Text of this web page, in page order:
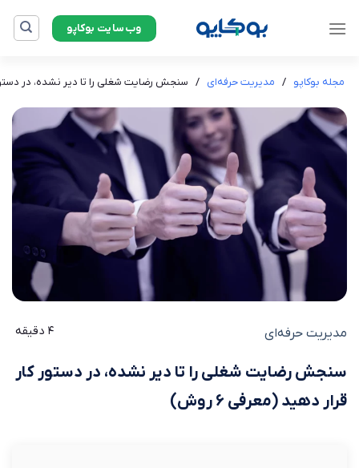
وب‌سایت بوکاپو
مجله بوکاپو / مدیریت حرفه‌ای / سنجش رضایت شغلی را تا دیر نشده، در دستور
مدیریت حرفه‌ای 4 دقیقه
سنجش رضایت شغلی را تا دیر نشده، در دستور کار
قرار دهید (معرفی ۶ روش)